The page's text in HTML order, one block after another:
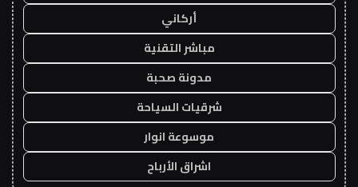
أركاني
مباشر التقنية
مدونة صحبة
شرقيات السياحة
موسوعة انوار
اشراق الأرباح